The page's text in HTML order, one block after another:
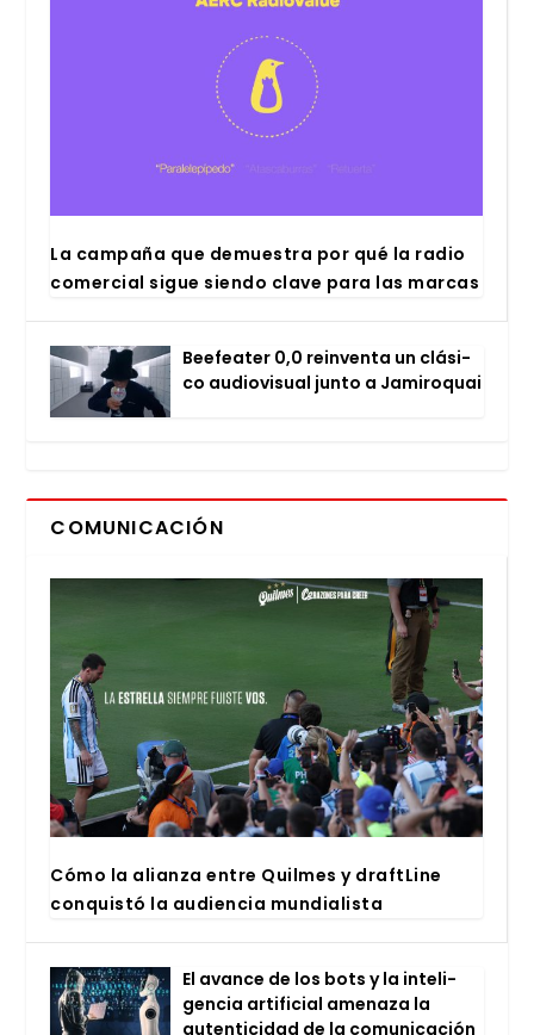
La cam­pa­ña que demues­tra por qué la radio
comer­cial sigue sien­do cla­ve para las mar­cas
Bee­fea­ter 0,0 rein­ven­ta un clá­si­
co audio­vi­sual jun­to a Jami­ro­quai
COMUNICACIÓN
Cómo la alian­za entre Quil­mes y draftLi­ne
con­quis­tó la audien­cia mun­dia­lis­ta
El avan­ce de los bots y la inte­li­
gen­cia arti­fi­cial ame­na­za la
auten­ti­ci­dad de la comu­ni­ca­ción